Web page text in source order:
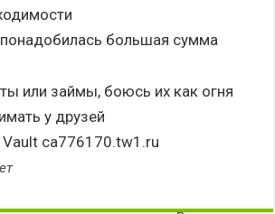
большая сумма
или займы, боюсь их как огня
у друзей
Vault ca776170.tw1.ru